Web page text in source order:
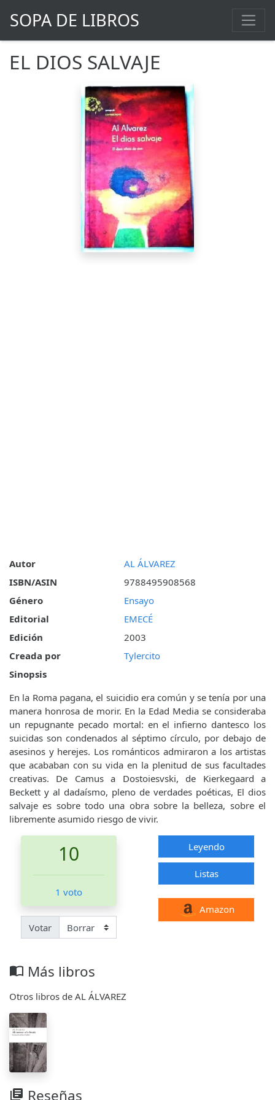
SOPA DE LIBROS
EL DIOS SALVAJE
Autor
AL ÁLVAREZ
ISBN/ASIN
9788495908568
Género
Ensayo
Editorial
EMECÉ
Edición
2003
Creada por
Tylercito
Sinopsis
En la Roma pagana, el suicidio era común y se tenía por una
manera honrosa de morir. En la Edad Media se consideraba
un repugnante pecado mortal: en el infierno dantesco los
suicidas son condenados al séptimo círculo, por debajo de
asesinos y herejes. Los románticos admiraron a los artistas
que acababan con su vida en la plenitud de sus facultades
creativas. De Camus a Dostoiesvski, de Kierkegaard a
Beckett y al dadaísmo, pleno de verdades poéticas, El dios
salvaje es sobre todo una obra sobre la belleza, sobre el
libremente asumido riesgo de vivir.
10
1 voto
Votar
Leyendo
Listas
Amazon
import_contacts Más libros
Otros libros de AL ÁLVAREZ
library_books Reseñas